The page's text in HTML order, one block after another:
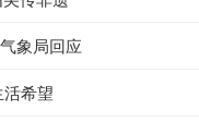
象局回应
希望